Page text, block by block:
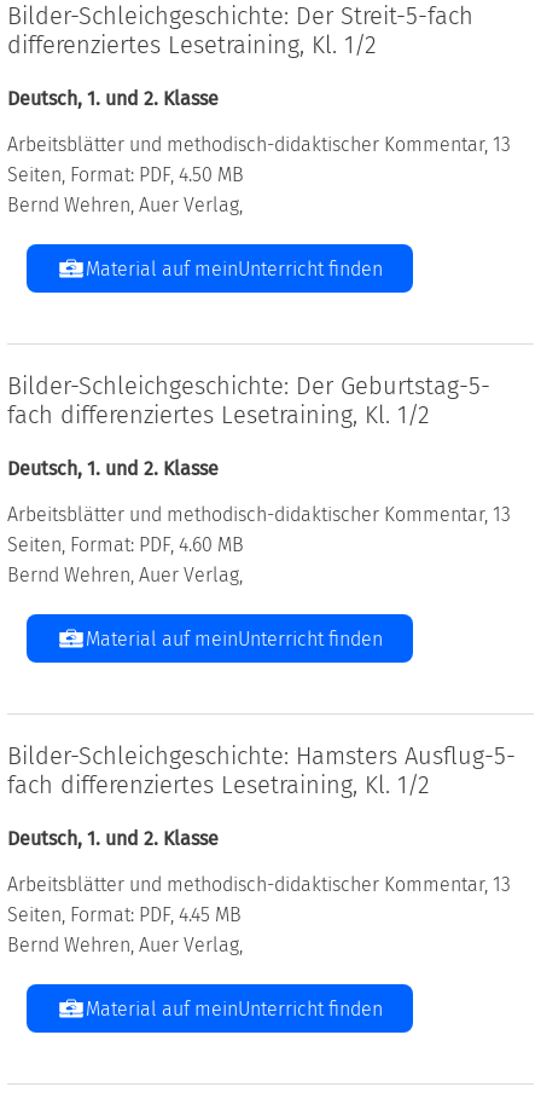
Bilder-Schleichgeschichte: Der Streit-5-fach
differenziertes Lesetraining, Kl. 1/2
Deutsch, 1. und 2. Klasse
Arbeitsblätter und methodisch-didaktischer Kommentar, 13
Seiten, Format: PDF, 4.50 MB
Bernd Wehren, Auer Verlag,
Material auf meinUnterricht finden
Bilder-Schleichgeschichte: Der Geburtstag-5-
fach differenziertes Lesetraining, Kl. 1/2
Deutsch, 1. und 2. Klasse
Arbeitsblätter und methodisch-didaktischer Kommentar, 13
Seiten, Format: PDF, 4.60 MB
Bernd Wehren, Auer Verlag,
Material auf meinUnterricht finden
Bilder-Schleichgeschichte: Hamsters Ausflug-5-
fach differenziertes Lesetraining, Kl. 1/2
Deutsch, 1. und 2. Klasse
Arbeitsblätter und methodisch-didaktischer Kommentar, 13
Seiten, Format: PDF, 4.45 MB
Bernd Wehren, Auer Verlag,
Material auf meinUnterricht finden